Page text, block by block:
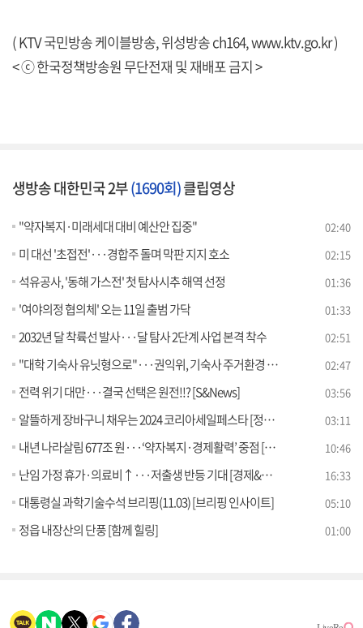
( KTV 국민방송 케이블방송, 위성방송 ch164,www.ktv.go.kr)
< ⓒ 한국정책방송원 무단전재 및 재배포 금지 >
생방송 대한민국 2부(1690회)클립영상
"약자복지·미래세대 대비 예산안 집중" 02:40
미 대선 '초접전'···경합주 돌며 막판 지지 호소 02:15
석유공사, '동해 가스전' 첫 탐사시추 해역 선정 01:36
'여야의정 협의체' 오는 11일 출범 가닥 01:33
2032년 달 착륙선 발사···달 탐사 2단계 사업 본격 착수 02:51
"대학 기숙사 유닛형으로"···권익위, 기숙사 주거환경 개선안 권고 02:47
전력 위기 대만···결국 선택은 원전!!? [S&News] 03:56
알뜰하게 장바구니 채우는 2024 코리아세일페스타 [정책꿀팁!] 03:11
내년 나라살림 677조 원···‘약자복지·경제활력’ 중점 [오늘의 이슈] 10:46
난임 가정 휴가·의료비↑···저출생 반등 기대 [경제&이슈] 16:33
대통령실 과학기술수석 브리핑(11.03) [브리핑 인사이트] 05:10
정읍 내장산의 단풍 [함께 힐링] 01:00